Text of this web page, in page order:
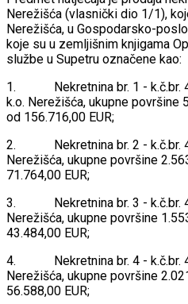
Nerežišća (vlasnički dio 1/1),
Nerežišća, u Gospodarsko-
koje su u zemljišnim knjigama
službe u Supetru označene kao:
1. Nekretnina br. 1 - k.č.br.
k.o. Nerežišća, ukupne površine
od 156.716,00 EUR;
2. Nekretnina br. 2 - k.č.br.
Nerežišća, ukupne površine
71.764,00 EUR;
3. Nekretnina br. 3 - k.č.br.
Nerežišća, ukupne površine
43.484,00 EUR;
4. Nekretnina br. 4 - k.č.br.
Nerežišća, ukupne površine
56.588,00 EUR;